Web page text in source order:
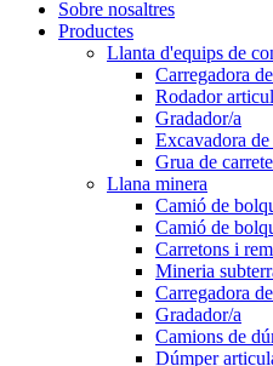
Sobre nosaltres
Productes
Llanta d'equips de
Carregadora
Rodador
Gradador/a
Excavadora de
Grua de
Llana minera
Camió de
Camió de
Carretons i
Mineria
Carregadora
Gradador/a
Camions de
Dúmper